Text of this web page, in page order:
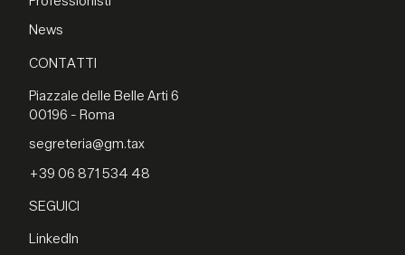
News
CONTATTI
Piazzale delle Belle Arti 6
00196 - Roma
segreteria@gm.tax
+39 06 871 534 48
SEGUICI
LinkedIn